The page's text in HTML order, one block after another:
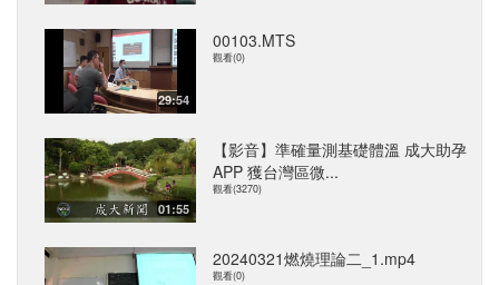
29:54
00103.MTS
觀看(0)
01:55
【影音】準確量測基礎體溫 成大助孕
APP 獲台灣區微...
觀看(3270)
20240321燃燒理論二_1.mp4
觀看(0)